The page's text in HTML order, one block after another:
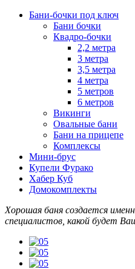
Бани-бочки под ключ
Бани бочки
Квадро-бочки
2,2 метра
3 метра
3,5 метра
4 метра
5 метров
6 метров
Викинги
Овальные бани
Бани на прицепе
Комплексы
Мини-брус
Купели Фурако
Хабер Куб
Домокомплекты
Хорошая баня создается
специалистов , какой будет В